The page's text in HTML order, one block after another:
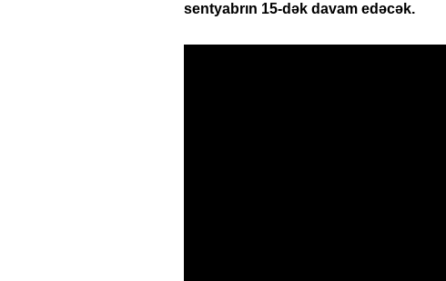
sentyabrın 15-dək davam edəcək.